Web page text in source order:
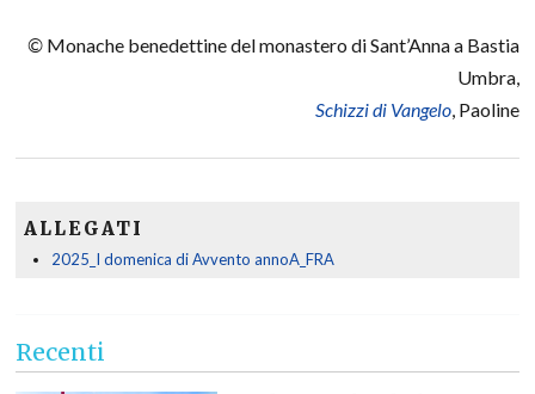
© Monache benedettine del monastero di Sant’Anna a Bastia
Umbra,
Schizzi di Vangelo, Paoline
ALLEGATI
2025_I domenica di Avvento annoA_FRA
Recenti